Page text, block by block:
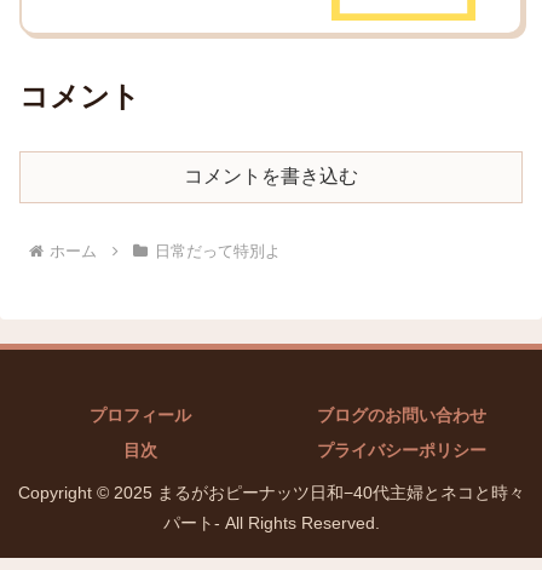
コメント
コメントを書き込む
ホーム 日常だって特別よ
プロフィール
ブログのお問い合わせ
目次
プライバシーポリシー
Copyright © 2025 まるがおピーナッツ日和−40代主婦とネコと時々
パート- All Rights Reserved.